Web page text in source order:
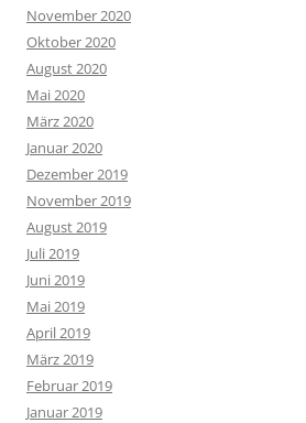
November 2020
Oktober 2020
August 2020
Mai 2020
März 2020
Januar 2020
Dezember 2019
November 2019
August 2019
Juli 2019
Juni 2019
Mai 2019
April 2019
März 2019
Februar 2019
Januar 2019